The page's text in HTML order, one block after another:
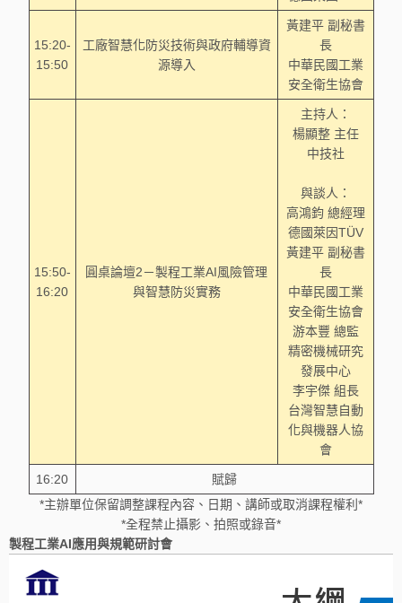
15:20-
15:50
工廠智慧化防災技術與政府輔導資
源導入
黃建平 副秘書
長
中華民國工業
安全衛生協會
15:50-
16:20
圓桌論壇2－製程工業AI風險管理
與智慧防災實務
主持人：
楊顯整 主任
中技社
與談人：
高鴻鈞 總經理
德國萊因TÜV
黃建平 副秘書
長
中華民國工業
安全衛生協會
游本豐 總監
精密機械研究
發展中心
李宇傑 組長
台灣智慧自動
化與機器人協
會
16:20
賦歸
*主辦單位保留調整課程內容、日期、講師或取消課程權利*
*全程禁止攝影、拍照或錄音*
製程工業AI應用與規範研討會